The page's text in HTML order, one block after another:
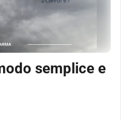
semplice e